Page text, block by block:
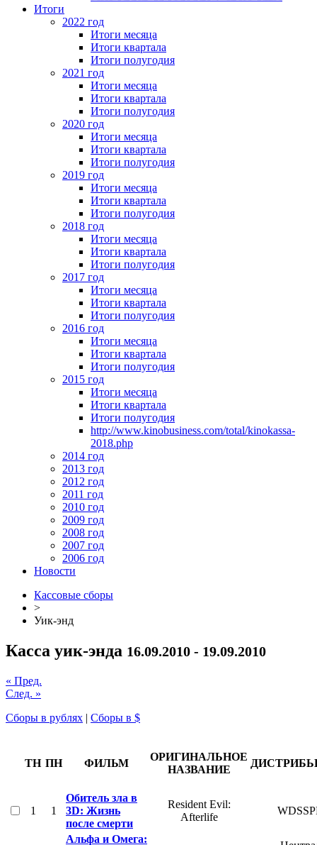
Итоги
2022 год
Итоги месяца
Итоги квартала
Итоги полугодия
2021 год
Итоги месяца
Итоги квартала
Итоги полугодия
2020 год
Итоги месяца
Итоги квартала
Итоги полугодия
2019 год
Итоги месяца
Итоги квартала
Итоги полугодия
2018 год
Итоги месяца
Итоги квартала
Итоги полугодия
2017 год
Итоги месяца
Итоги квартала
Итоги полугодия
2016 год
Итоги месяца
Итоги квартала
Итоги полугодия
2015 год
Итоги месяца
Итоги квартала
Итоги полугодия
http://www.kinobusiness.com/total/kinokassa-
2018.php
2014 год
2013 год
2012 год
2011 год
2010 год
2009 год
2008 год
2007 год
2006 год
Новости
Кассовые сборы
>
Уик-энд
Касса уик-энда 16.09.2010 - 19.09.2010
« Пред.
След. »
Сборы в рублях | Сборы в $
ТН ПН ФИЛЬМ
ОРИГИНАЛЬНОЕ
НАЗВАНИЕ
1 1
Обитель зла в
3D: Жизнь
после смерти
Resident Evil:
Afterlife
Альфа и Омега: